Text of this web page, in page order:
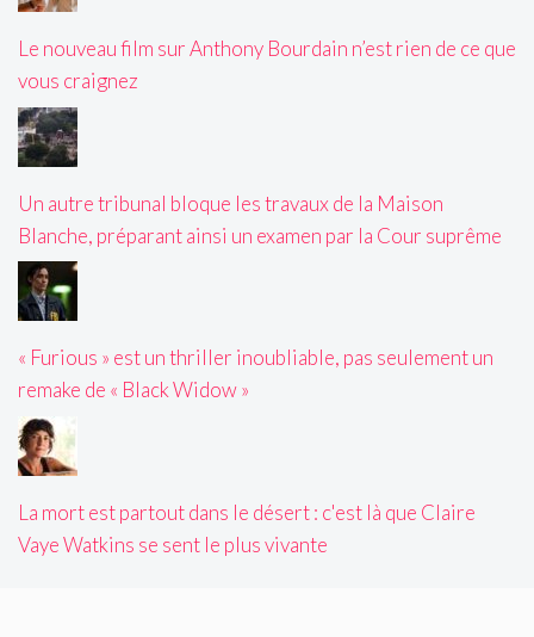
Le nouveau film sur Anthony Bourdain n’est rien de ce que
vous craignez
Un autre tribunal bloque les travaux de la Maison
Blanche, préparant ainsi un examen par la Cour suprême
« Furious » est un thriller inoubliable, pas seulement un
remake de « Black Widow »
La mort est partout dans le désert : c'est là que Claire
Vaye Watkins se sent le plus vivante